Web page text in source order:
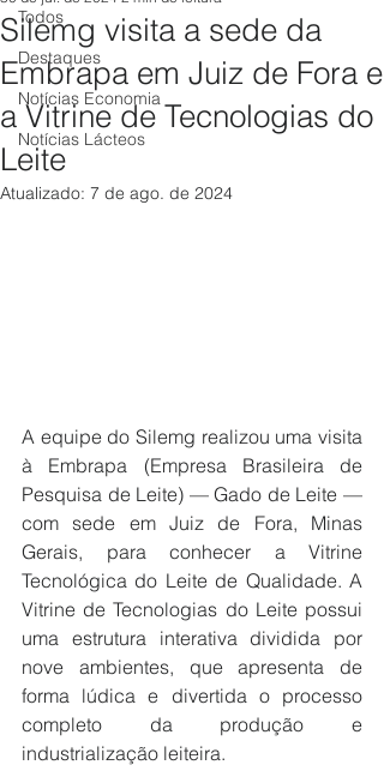
Todos
Destaques
Notícias Economia
Notícias Lácteos
Silemg visita a sede da
Embrapa em Juiz de Fora e
a Vitrine de Tecnologias do
Leite
Atualizado: 7 de ago. de 2024
A equipe do Silemg realizou uma visita
à Embrapa (Empresa Brasileira de
Pesquisa de Leite) — Gado de Leite —
com sede em Juiz de Fora, Minas
Gerais, para conhecer a Vitrine
Tecnológica do Leite de Qualidade. A
Vitrine de Tecnologias do Leite possui
uma estrutura interativa dividida por
nove ambientes, que apresenta de
forma lúdica e divertida o processo
completo da produção e
industrialização leiteira.